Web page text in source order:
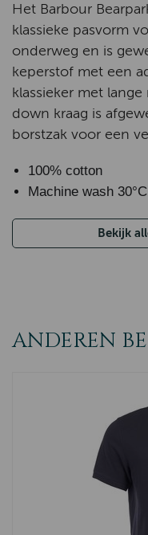
Het Barbour
klassieke pasvorm
onderweg en is
keperstof met een
klassieker met
down kraag is
borstzak voor een
100% cotton
Machine wash 30°C
Bekijk
ANDEREN